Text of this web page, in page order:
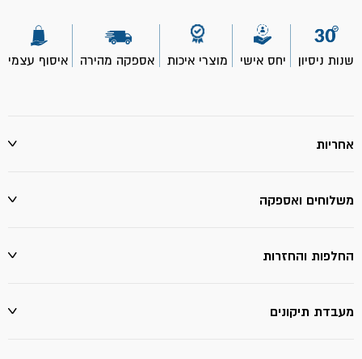
שנות ניסיון יחס אישי מוצרי איכות אספקה מהירה איסוף עצמי
אחריות
משלוחים ואספקה
החלפות והחזרות
מעבדת תיקונים